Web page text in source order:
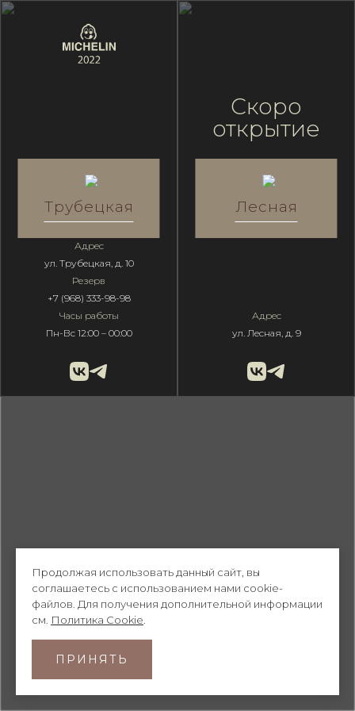
Трубецкая
Адрес
ул. Трубецкая, д. 10
Резерв
+7 (968) 333-98-98
Часы работы
Пн-Вс 12:00 – 00:00
Скоро
открытие
Лесная
Адрес
ул. Лесная, д. 9
Продолжая использовать данный сайт, вы
соглашаетесь с использованием нами cookie-
файлов. Для получения дополнительной информации
см. Политика Cookie
ПРИНЯТЬ